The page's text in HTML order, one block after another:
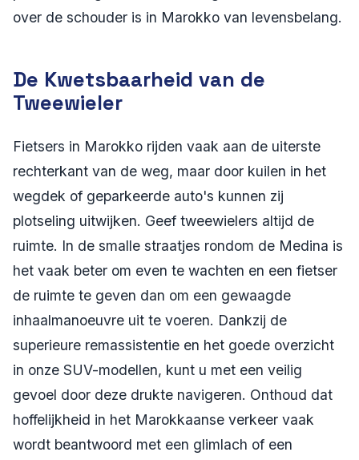
over de schouder is in Marokko van levensbelang.
De Kwetsbaarheid van de
Tweewieler
Fietsers in Marokko rijden vaak aan de uiterste
rechterkant van de weg, maar door kuilen in het
wegdek of geparkeerde auto's kunnen zij
plotseling uitwijken. Geef tweewielers altijd de
ruimte. In de smalle straatjes rondom de Medina is
het vaak beter om even te wachten en een fietser
de ruimte te geven dan om een gewaagde
inhaalmanoeuvre uit te voeren. Dankzij de
superieure remassistentie en het goede overzicht
in onze SUV-modellen, kunt u met een veilig
gevoel door deze drukte navigeren. Onthoud dat
hoffelijkheid in het Marokkaanse verkeer vaak
wordt beantwoord met een glimlach of een